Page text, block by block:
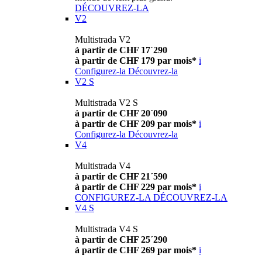
DÉCOUVREZ-LA
V2
Multistrada V2
à partir de CHF 17´290
à partir de CHF 179 par mois* i
Configurez-la Découvrez-la
V2 S
Multistrada V2 S
à partir de CHF 20´090
à partir de CHF 209 par mois* i
Configurez-la Découvrez-la
V4
Multistrada V4
à partir de CHF 21´590
à partir de CHF 229 par mois* i
CONFIGUREZ-LA DÉCOUVREZ-LA
V4 S
Multistrada V4 S
à partir de CHF 25´290
à partir de CHF 269 par mois* i